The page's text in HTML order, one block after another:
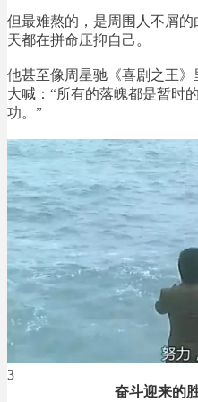
但最难熬的，是周围人不屑
天都在拼命压抑自己。
他甚至像周星驰《喜剧之王
大喊：“所有的落魄都是暂时
功。”
3
奋斗迎来的